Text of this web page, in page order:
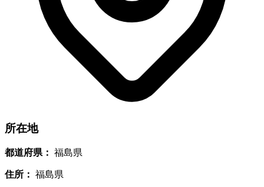
所在地
都道府県： 福島県
住所： 福島県